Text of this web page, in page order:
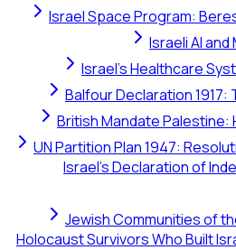
Israel Space Program:
Israeli AI
Israel's Healthcare
Balfour Declaration
British Mandate Palestine:
UN Partition Plan 1947:
Israel's Declaration of
Jewish Communities of
Holocaust Survivors Who Built